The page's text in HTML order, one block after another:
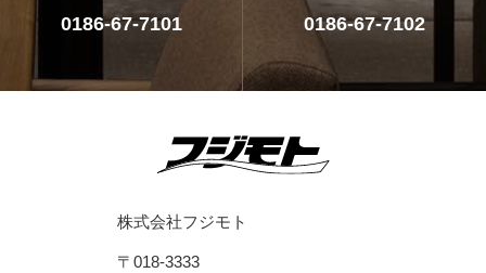
0186-67-7101 0186-67-7102
株式会社フジモト
〒018-3333